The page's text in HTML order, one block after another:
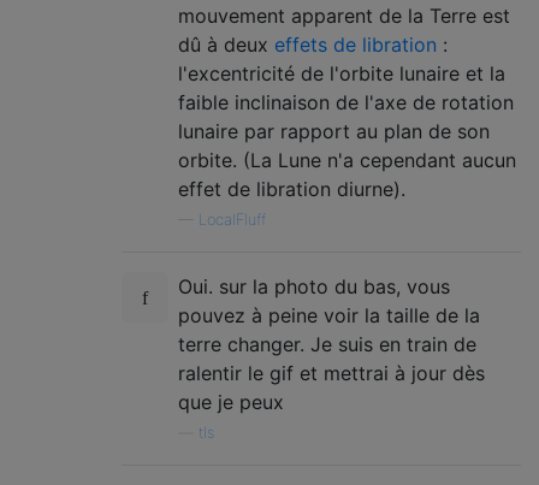
mouvement apparent de la Terre est
dû à deux effets de libration :
l'excentricité de l'orbite lunaire et la
faible inclinaison de l'axe de rotation
lunaire par rapport au plan de son
orbite. (La Lune n'a cependant aucun
effet de libration diurne).
LocalFluff
Oui. sur la photo du bas, vous
pouvez à peine voir la taille de la
terre changer. Je suis en train de
ralentir le gif et mettrai à jour dès
que je peux
tls